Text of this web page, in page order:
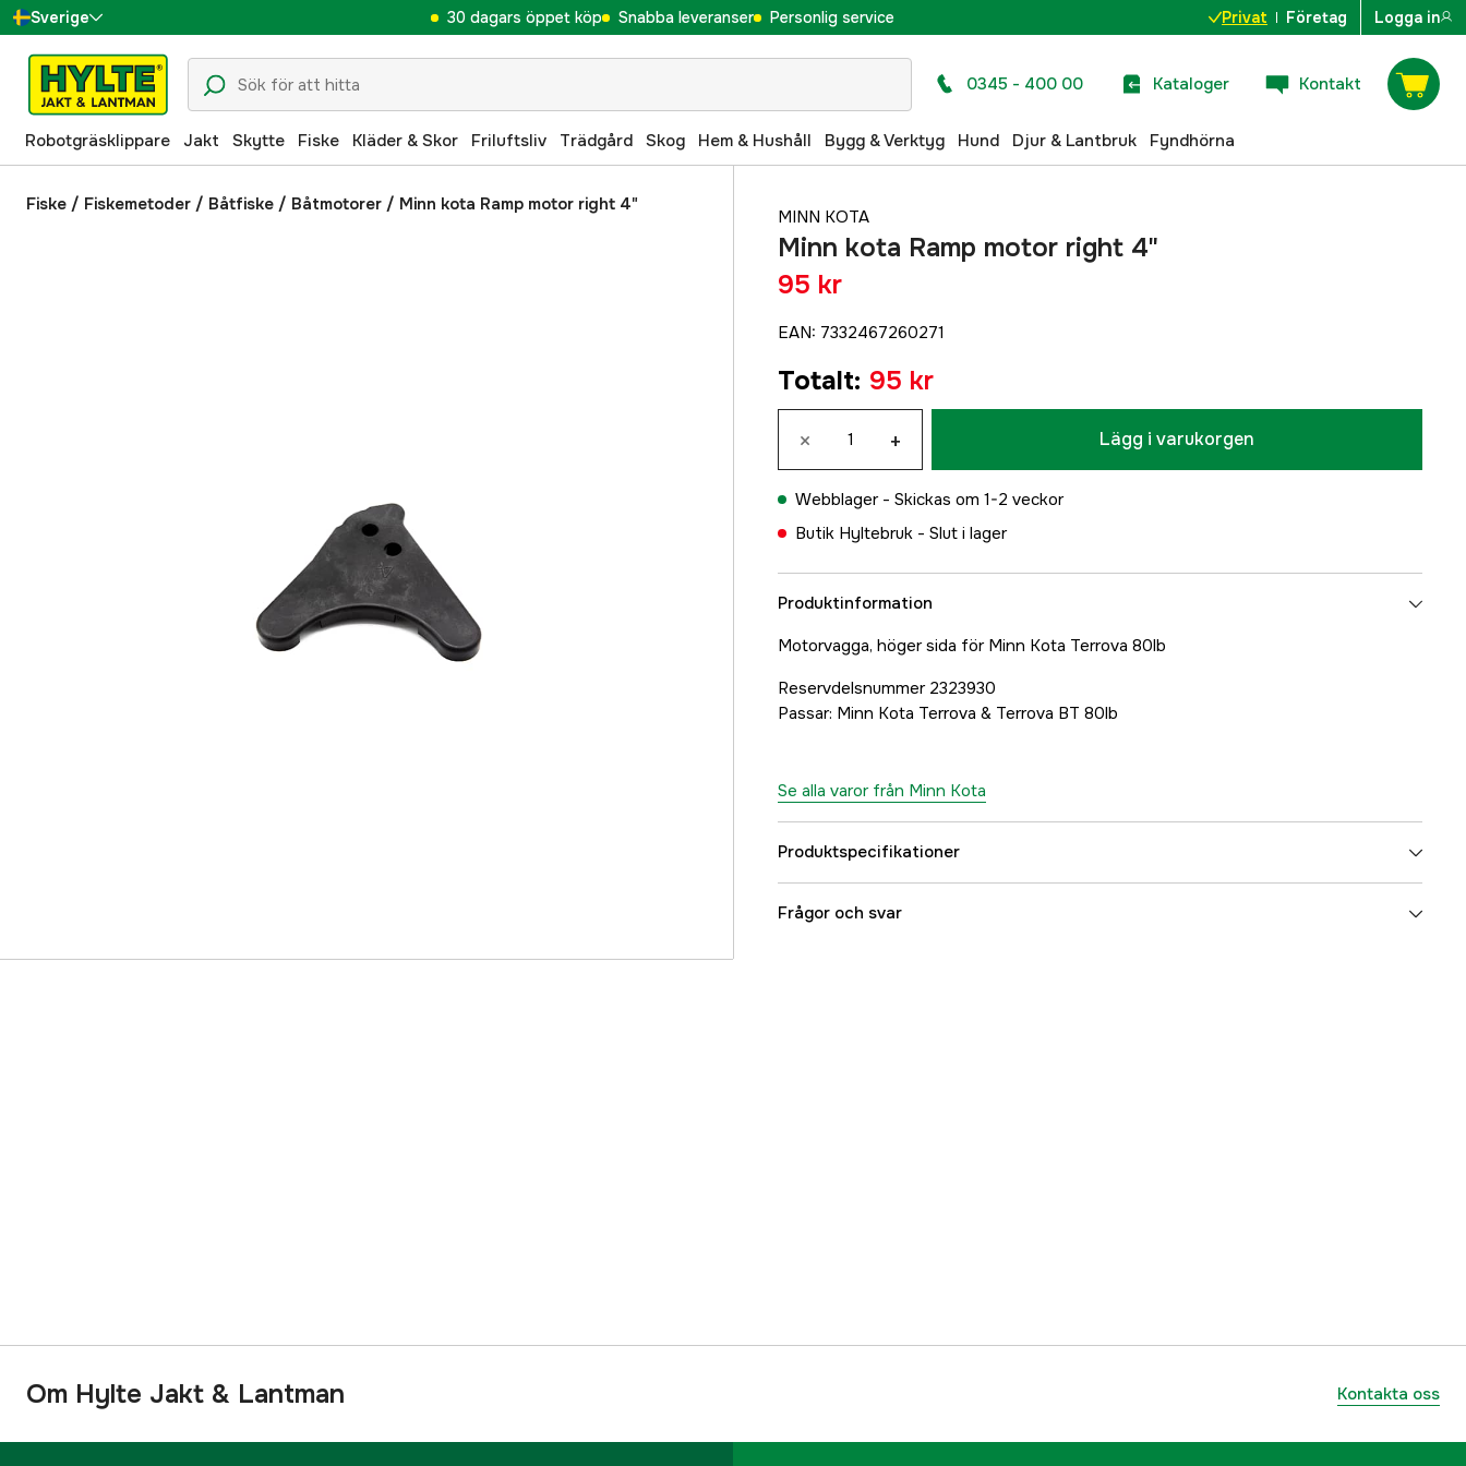
Sverige
Danmark
Suomi
Norge
Deutschland
30 dagars öppet köp Snabba leveranser Personlig service Privat Företag Logga in
0345 - 400 00 Kataloger Kontakt
Robotgräsklippare Jakt Skytte Fiske Kläder & Skor Friluftsliv Trädgård Skog Hem & Hushåll Bygg & Verktyg Hund Djur & Lantbruk Fyndhörna
Fiske / Fiskemetoder / Båtfiske / Båtmotorer / Minn kota Ramp motor right 4"
MINN KOTA
Minn kota Ramp motor right 4"
95 kr
EAN: 7332467260271
Totalt: 95 kr
× + Lägg i varukorgen
Webblager - Skickas om 1-2 veckor
Butik Hyltebruk - Slut i lager
Produktinformation
Motorvagga, höger sida för Minn Kota Terrova 80lb
Reservdelsnummer 2323930
Passar: Minn Kota Terrova & Terrova BT 80lb
Se alla varor från Minn Kota
Produktspecifikationer
Referensnummer
Frågor och svar
Om Hylte Jakt & Lantman Kontakta oss